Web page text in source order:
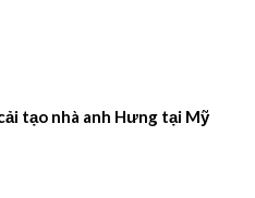
tạo nhà anh Hưng tại Mỹ